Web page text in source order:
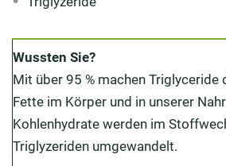
Wussten Sie?
Mit über 95 % machen Triglyceride
Fette im Körper und in unserer
Kohlenhydrate werden im
Triglyzeriden umgewandelt.